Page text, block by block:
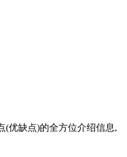
(优缺点)的全方位介绍信息,